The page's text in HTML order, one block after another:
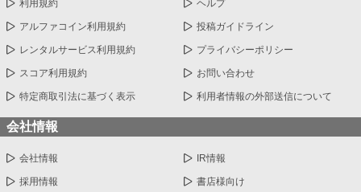
利用規約 ヘルプ
アルファコイン利用規約 投稿ガイドライン
レンタルサービス利用規約 プライバシーポリシー
スコア利用規約 お問い合わせ
特定商取引法に基づく表示 利用者情報の外部送信について
会社情報
会社情報 IR情報
採用情報 書店様向け